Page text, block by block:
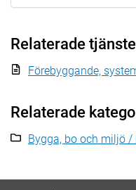
Relaterade
Förebyggande,
Relaterade
Bygga, bo och miljö